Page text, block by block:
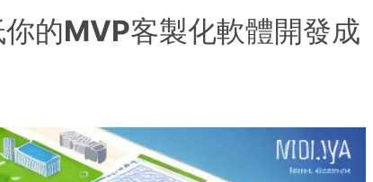
的MVP客製化軟體開發成